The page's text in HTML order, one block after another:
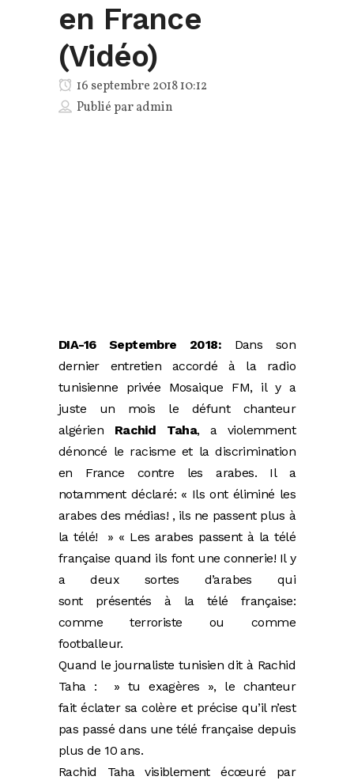
en France
(Vidéo)
16 septembre 2018 10:12
Publié paradmin
DIA-16 Septembre 2018: Dans son
dernier entretien accordé à la radio
tunisienne privée Mosaique FM, il y a
juste un mois le défunt chanteur
algérien Rachid Taha, a violemment
dénoncé le racisme et la discrimination
en France contre les arabes. Il a
notamment déclaré: « Ils ont éliminé les
arabes des médias! , ils ne passent plus à
la télé! » « Les arabes passent à la télé
française quand ils font une connerie! Il y
a deux sortes d’arabes qui
sont présentés à la télé française:
comme terroriste ou comme
footballeur.
Quand le journaliste tunisien dit à Rachid
Taha : » tu exagères », le chanteur
fait éclater sa colère et précise qu’il n’est
pas passé dans une télé française depuis
plus de 10 ans.
Rachid Taha visiblement écœuré par